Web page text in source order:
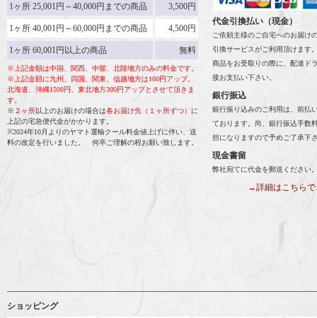
1ヶ所 25,001円～40,000円までの商品 3,500円
1ヶ所 40,001円～60,000円までの商品 4,500円
1ヶ所 60,001円以上の商品 無料
※上記金額は中国、関西、中部、北陸地方のみの料金です。
※上記金額に九州、四国、関東、信越地方は100円アップ。
北海道、沖縄1500円、東北地方300円アップとさせて頂きま
す。
※ ２ヶ所以上のお届けの場合は各お届け先（１ヶ所ずつ） に
上記の宅急便代金がかかります。
※2024年10月よりのヤマト運輸クール料金値上げに伴い、送
料の改定を行いました。 何卒ご理解の程お願い致します。
代金引換払い（現金）
ご依頼主様のご自宅へのお届け
引換サービスがご利用頂けます
商品をお受取りの際に、配達ド
接お支払い下さい。
銀行振込
銀行振り込みのご利用は、前払
ております。尚、銀行振込手数
担になりますので予めご了承下
現金書留
弊社宛てに代金を郵送ください
→詳細はこちら
ショッピング